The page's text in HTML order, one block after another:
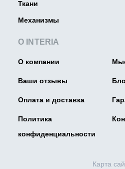
Ткани
Механизмы
О INTERIA
О компании
Ваши отзывы
Оплата и доставка
Политика
конфиденциальности
Карта